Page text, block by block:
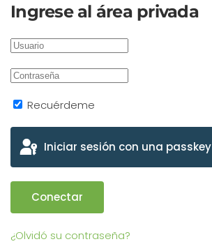
Ingrese al área privada
Recuérdeme
Iniciar sesión con una passkey
Conectar
¿Olvidó su contraseña?